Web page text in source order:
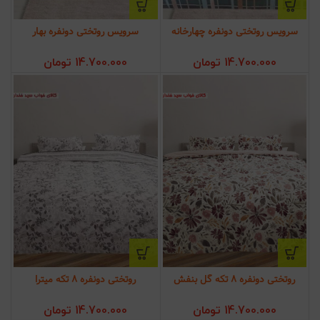
سرویس روتختی دونفره چهارخانه
14.700.000 تومان
سرویس روتختی دونفره بهار
14.700.000 تومان
روتختی دونفره 8 تکه گل بنفش
14.700.000 تومان
روتختی دونفره 8 تکه میترا
14.700.000 تومان